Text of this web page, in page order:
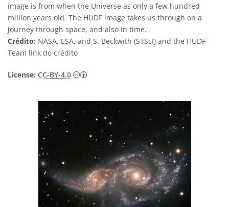
image is from when the Universe as only a few hundred
million years old. The HUDF image takes us through on a
journey through space, and also in time.
Crédito: NASA, ESA, and S. Beckwith (STScI) and the HUDF
Team link do crédito
License: CC-BY-4.0 Creative Commons Attribution 4.0